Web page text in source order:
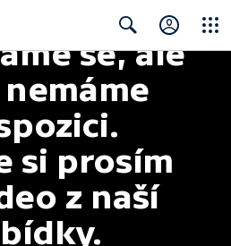
Search
se, ale
si prosím
z naší